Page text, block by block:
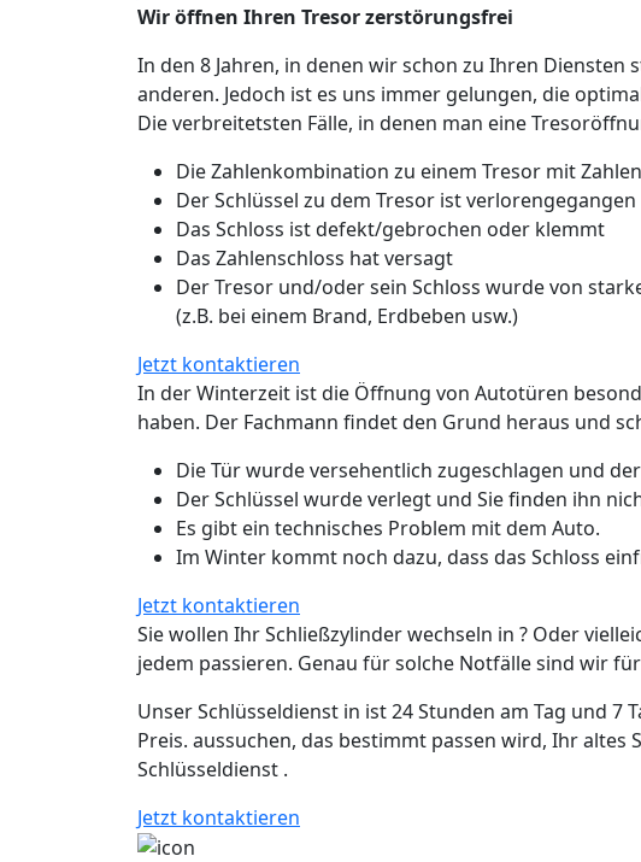
Wir öffnen Ihren Tresor zerstörungsfrei
In den 8 Jahren, in denen wir schon zu Ihren
anderen. Jedoch ist es uns immer gelungen, die
Die verbreitetsten Fälle, in denen man eine
Die Zahlenkombination zu einem Tresor mit
Der Schlüssel zu dem Tresor ist verlorengegangen
Das Schloss ist defekt/gebrochen oder klemmt
Das Zahlenschloss hat versagt
Der Tresor und/oder sein Schloss wurde von
(z.B. bei einem Brand, Erdbeben usw.)
Jetzt kontaktieren
In der Winterzeit ist die Öffnung von Autotüren
haben. Der Fachmann findet den Grund heraus und
Die Tür wurde versehentlich zugeschlagen und
Der Schlüssel wurde verlegt und Sie finden ihn
Es gibt ein technisches Problem mit dem Auto.
Im Winter kommt noch dazu, dass das Schloss
Jetzt kontaktieren
Sie wollen Ihr Schließzylinder wechseln in ? Oder
jedem passieren. Genau für solche Notfälle sind wir
Unser Schlüsseldienst in ist 24 Stunden am Tag und
Preis. aussuchen, das bestimmt passen wird, Ihr
Schlüsseldienst .
Jetzt kontaktieren